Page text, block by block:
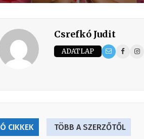
Csrefkó Judit
ADATLAP
CIKKEK TÖBB A SZERZŐTŐL